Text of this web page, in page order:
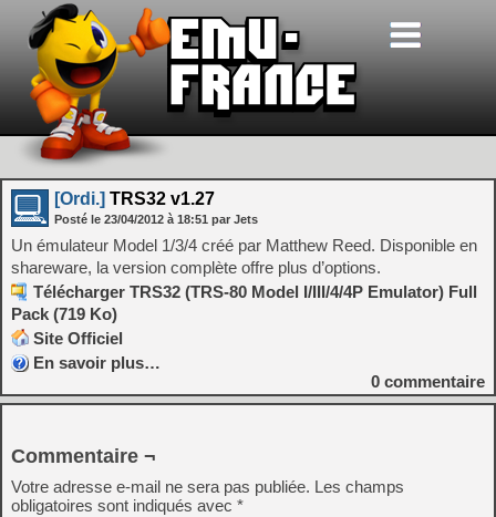
[Ordi.] TRS32 v1.27
Posté le 23/04/2012 à 18:51 par Jets
Un émulateur Model 1/3/4 créé par Matthew Reed. Disponible en
shareware, la version complète offre plus d’options.
Télécharger TRS32 (TRS-80 Model I/III/4/4P Emulator) Full
Pack (719 Ko)
Site Officiel
En savoir plus…
0 commentaire
Commentaire ¬
Votre adresse e-mail ne sera pas publiée. Les champs
obligatoires sont indiqués avec *